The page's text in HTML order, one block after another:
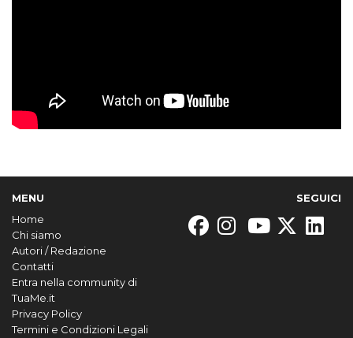
MENU
Home
Chi siamo
Autori / Redazione
Contatti
Entra nella community di
TuaMe.it
Privacy Policy
Termini e Condizioni Legali
SEGUICI